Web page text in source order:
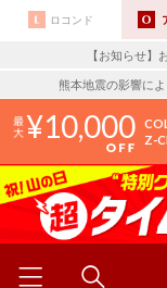
ロコンド
【お知らせ】
熊本地震の影響に
10,000
Z-